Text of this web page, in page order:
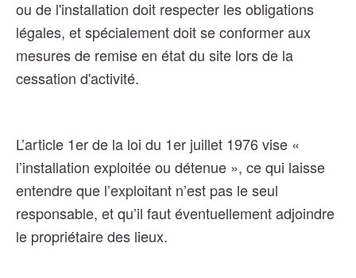
ou de l'installation doit respecter les obligations
légales, et spécialement doit se conformer aux
mesures de remise en état du site lors de la
cessation d'activité.
L’article 1er de la loi du 1er juillet 1976 vise «
l’installation exploitée ou détenue », ce qui laisse
entendre que l’exploitant n’est pas le seul
responsable, et qu’il faut éventuellement adjoindre
le propriétaire des lieux.